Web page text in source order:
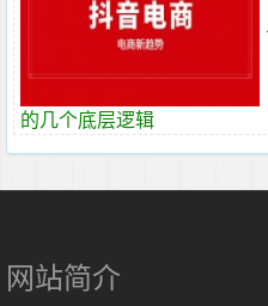
的几个底层逻辑
网站简介